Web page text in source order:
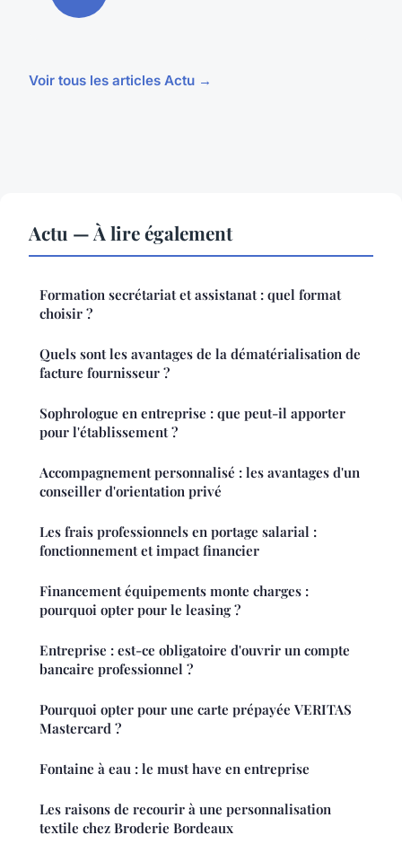
Voir tous les articles Actu →
Actu — À lire également
Formation secrétariat et assistanat : quel format
choisir ?
Quels sont les avantages de la dématérialisation de
facture fournisseur ?
Sophrologue en entreprise : que peut-il apporter
pour l'établissement ?
Accompagnement personnalisé : les avantages d'un
conseiller d'orientation privé
Les frais professionnels en portage salarial :
fonctionnement et impact financier
Financement équipements monte charges :
pourquoi opter pour le leasing ?
Entreprise : est-ce obligatoire d'ouvrir un compte
bancaire professionnel ?
Pourquoi opter pour une carte prépayée VERITAS
Mastercard ?
Fontaine à eau : le must have en entreprise
Les raisons de recourir à une personnalisation
textile chez Broderie Bordeaux